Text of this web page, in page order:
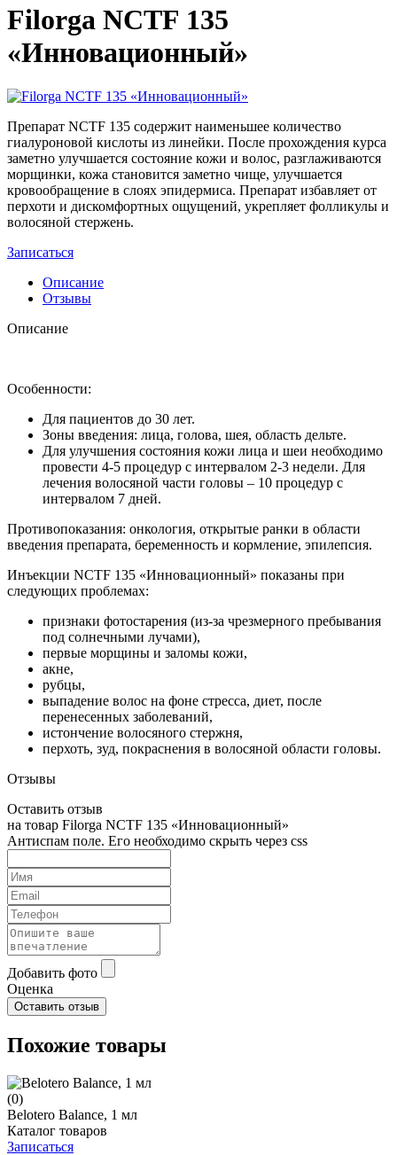
Filorga NCTF 135
«Инновационный»
Препарат NCTF 135 содержит наименьшее количество
гиалуроновой кислоты из линейки. После прохождения курса
заметно улучшается состояние кожи и волос, разглаживаются
морщинки, кожа становится заметно чище, улучшается
кровообращение в слоях эпидермиса. Препарат избавляет от
перхоти и дискомфортных ощущений, укрепляет фолликулы и
волосяной стержень.
Записаться
Описание
Отзывы
Описание
Особенности:
Для пациентов до 30 лет.
Зоны введения: лица, голова, шея, область дельте.
Для улучшения состояния кожи лица и шеи необходимо
провести 4-5 процедур с интервалом 2-3 недели. Для
лечения волосяной части головы – 10 процедур с
интервалом 7 дней.
Противопоказания: онкология, открытые ранки в области
введения препарата, беременность и кормление, эпилепсия.
Инъекции NCTF 135 «Инновационный» показаны при
следующих проблемах:
признаки фотостарения (из-за чрезмерного пребывания
под солнечными лучами),
первые морщины и заломы кожи,
акне,
рубцы,
выпадение волос на фоне стресса, диет, после
перенесенных заболеваний,
истончение волосяного стержня,
перхоть, зуд, покраснения в волосяной области головы.
Отзывы
Оставить отзыв
на товар Filorga NCTF 135 «Инновационный»
Антиспам поле. Его необходимо скрыть через css
Добавить фото
Оценка
Похожие товары
(0)
Belotero Balance, 1 мл
Каталог товаров
Записаться